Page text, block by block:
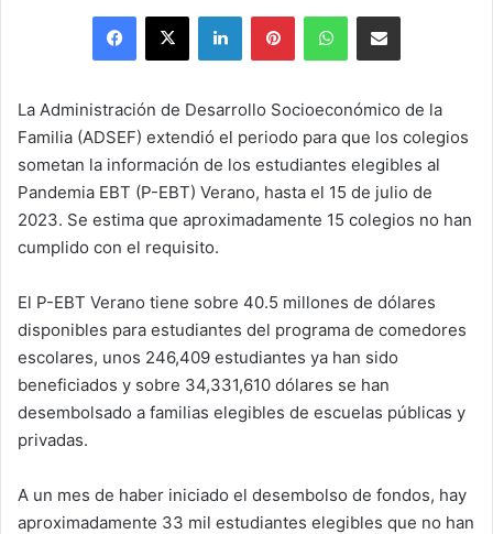
email
Facebook
X LinkedInPinterestWhatsAppShare via Email
La Administración de Desarrollo Socioeconómico de la
Familia (ADSEF) extendió el periodo para que los colegios
sometan la información de los estudiantes elegibles al
Pandemia EBT (P-EBT) Verano, hasta el 15 de julio de
2023. Se estima que aproximadamente 15 colegios no han
cumplido con el requisito.
El P-EBT Verano tiene sobre 40.5 millones de dólares
disponibles para estudiantes del programa de comedores
escolares, unos 246,409 estudiantes ya han sido
beneficiados y sobre 34,331,610 dólares se han
desembolsado a familias elegibles de escuelas públicas y
privadas.
A un mes de haber iniciado el desembolso de fondos, hay
aproximadamente 33 mil estudiantes elegibles que no han